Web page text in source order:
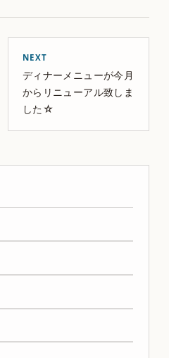
NEXT
ディナーメニューが今月
からリニューアル致しま
した☆